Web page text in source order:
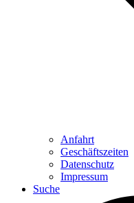
Anfahrt
Geschäftszeiten
Datenschutz
Impressum
Suche